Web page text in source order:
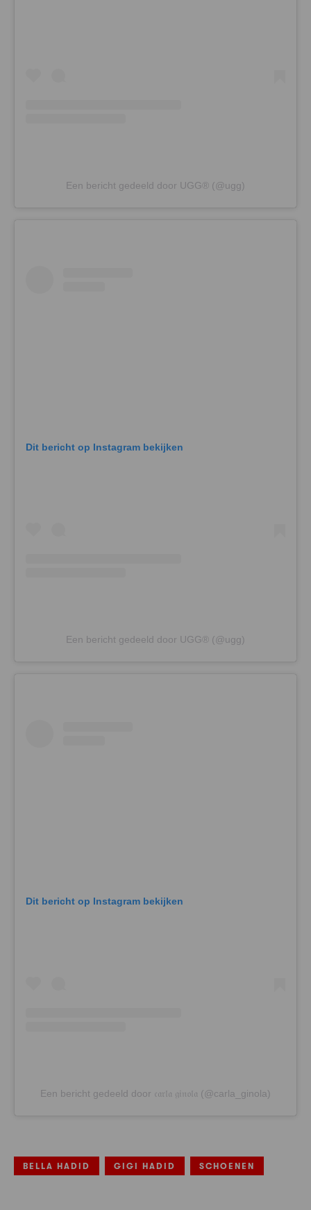
Een bericht gedeeld door UGG® (@ugg)
Dit bericht op Instagram bekijken
Een bericht gedeeld door UGG® (@ugg)
Dit bericht op Instagram bekijken
Een bericht gedeeld door 𝔠𝔞𝔯𝔩𝔞 𝔤𝔦𝔫𝔬𝔩𝔞 (@carla_ginola)
BELLA HADID GIGI HADID SCHOENEN